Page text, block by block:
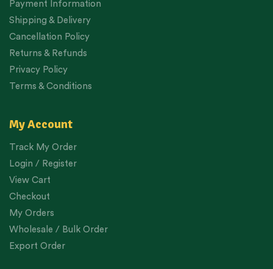
Payment Information
Shipping & Delivery
Cancellation Policy
Returns & Refunds
Privacy Policy
Terms & Conditions
My Account
Track My Order
Login / Register
View Cart
Checkout
My Orders
Wholesale / Bulk Order
Export Order